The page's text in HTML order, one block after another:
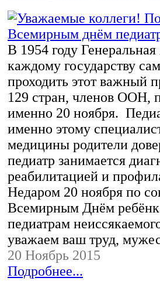
В 1954 году
каждому государству
проходить этот важный
129 стран, членов ООН,
именно 20 ноября.
именно этому
медицины родители
педиатр занимается
реабилитацией и
Недаром 20 ноября по
Всемирным Днём
педиатрам
уважаем ваш труд,
20 Ноябрь 2015
Подробнее...